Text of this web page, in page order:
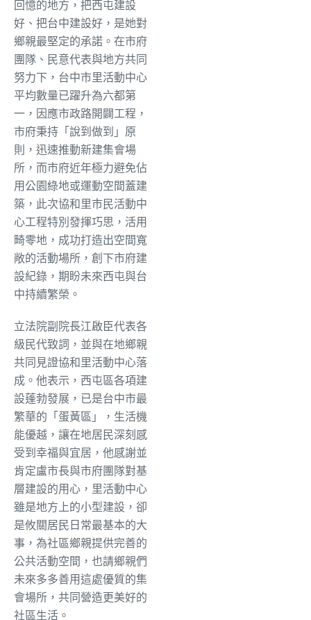
回憶的地方，把西屯建設
好、把台中建設好，是她對
鄉親最堅定的承諾。在市府
團隊、民意代表與地方共同
努力下，台中市里活動中心
平均數量已躍升為六都第
一，因應市政路開闢工程，
市府秉持「說到做到」原
則，迅速推動新建集會場
所，而市府近年極力避免佔
用公園綠地或運動空間蓋建
築，此次協和里市民活動中
心工程特別發揮巧思，活用
畸零地，成功打造出空間寬
敞的活動場所，創下市府建
設紀錄，期盼未來西屯與台
中持續繁榮。
立法院副院長江啟臣代表各
級民代致詞，並與在地鄉親
共同見證協和里活動中心落
成。他表示，西屯區各項建
設蓬勃發展，已是台中市最
繁華的「蛋黃區」，生活機
能優越，讓在地居民深刻感
受到幸福與宜居，他感謝並
肯定盧市長與市府團隊對基
層建設的用心，里活動中心
雖是地方上的小型建設，卻
是攸關居民日常最基本的大
事，為社區鄉親提供完善的
公共活動空間，也請鄉親們
未來多多善用這處優質的集
會場所，共同營造更美好的
社區生活。